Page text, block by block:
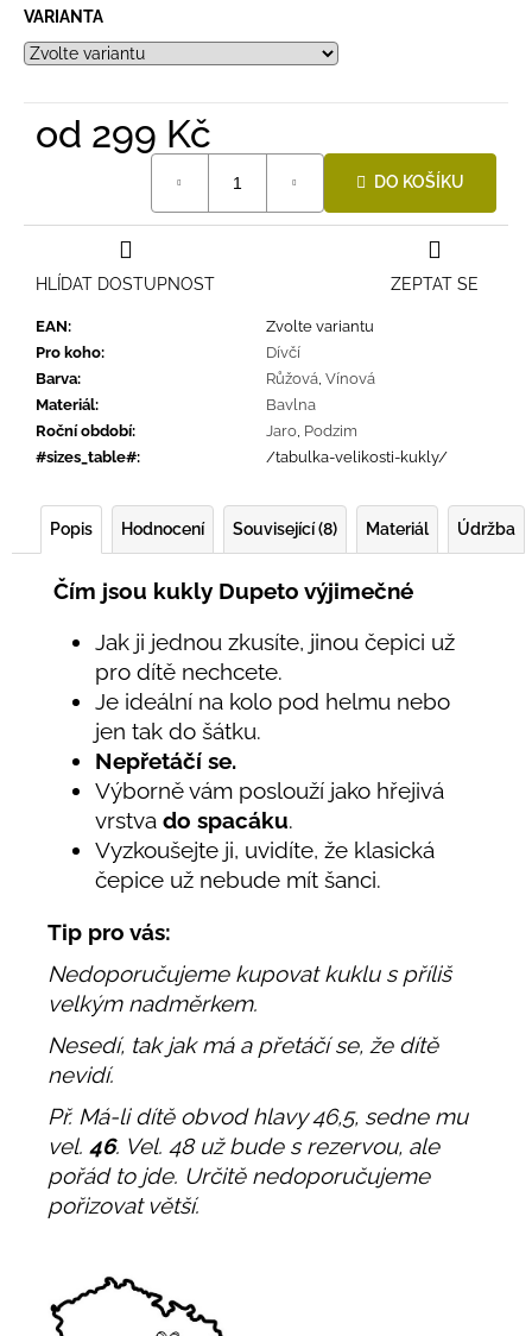
VARIANTA
od 299 Kč
DO KOŠÍKU
EAN:
Zvolte variantu
Pro koho:
Dívčí
Barva: Růžová Vínová
Materiál:
Bavlna
Roční období: Jaro Podzim
#sizes_table#: /tabulka-velikosti-kukly/
ZEPTAT SE
HLÍDAT DOSTUPNOST
Popis Hodnocení Související (8) Materiál Údržba
Čím jsou kukly Dupeto výjimečné
Jak ji jednou zkusíte, jinou čepici už
pro dítě nechcete.
Je ideální na kolo pod helmu nebo
jen tak do šátku.
Nepřetáčí se.
Výborně vám poslouží jako hřejivá
vrstva do spacáku.
Vyzkoušejte ji, uvidíte, že klasická
čepice už nebude mít šanci.
Tip pro vás:
Nedoporučujeme kupovat kuklu s příliš
velkým nadměrkem.
Nesedí, tak jak má a přetáčí se, že dítě
nevidí.
Př. Má-li dítě obvod hlavy 46,5, sedne mu
vel. 46. Vel. 48 už bude s rezervou, ale
pořád to jde. Určitě nedoporučujeme
pořizovat větší.